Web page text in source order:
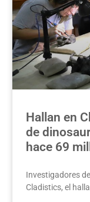
Hallan en
de
hace 69
Investigadores
Cladistics, el